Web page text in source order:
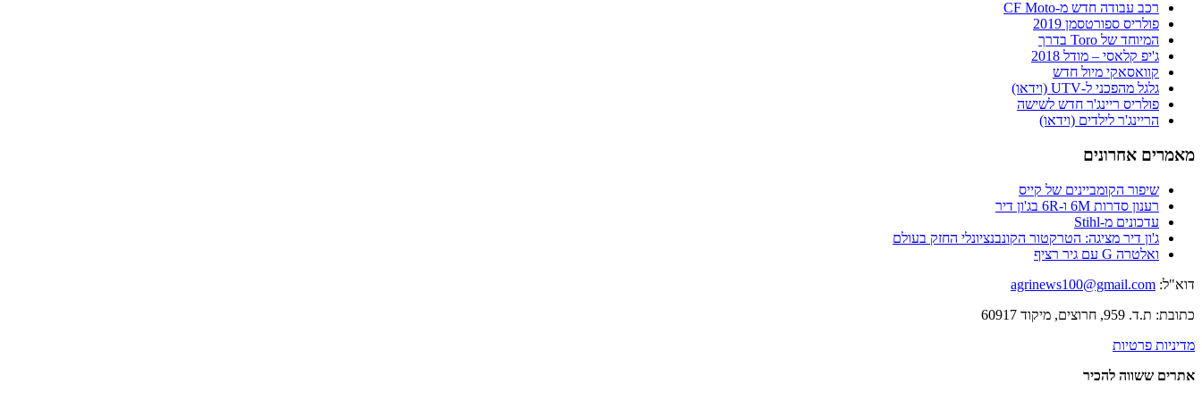
רכב עבודה חדש מ-CF Moto
פולריס ספורטסמן 2019
המיוחד של Toro בדרך
ג'יפ קלאסי – מודל 2018
קוואסאקי מיול חדש
גלגל מהפכני ל-UTV (וידאו)
פולריס ריינג'ר חדש לשישה
הריינג'ר לילדים (וידאו)
מאמרים אחרונים
שיפור הקומביינים של קייס
רענון סדרות 6M ו-6R בג'ון דיר
עדכונים מ-Stihl
ג'ון דיר מציגה: הטרקטור הקונבנציונלי החזק בעולם
ואלטרה G עם גיר רציף
דוא"ל: agrinews100@gmail.com
כתובת: ת.ד. 959, חרוצים, מיקוד 60917
מדיניות פרטיות
אתרים ששווה להכיר